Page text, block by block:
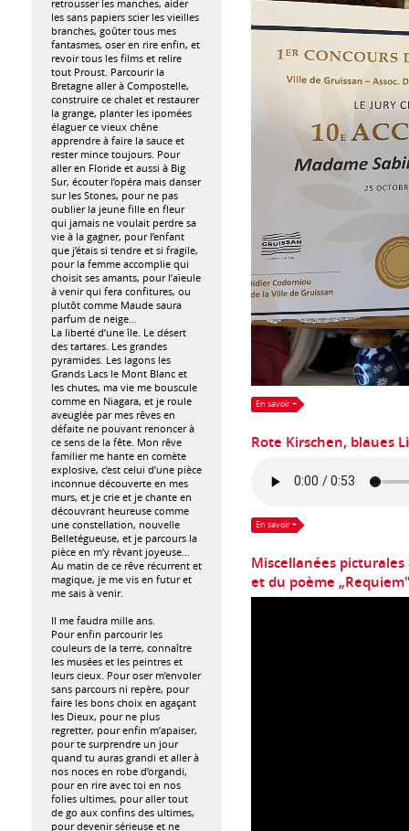
retrousser les manches, aider
les sans papiers scier les vieilles
branches, goûter tous mes
fantasmes, oser en rire enfin, et
revoir tous les films et relire
tout Proust. Parcourir la
Bretagne aller à Compostelle,
construire ce chalet et restaurer
la grange, planter les ipomées
élaguer ce vieux chêne
apprendre à faire la sauce et
rester mince toujours. Pour
aller en Floride et aussi à Big
Sur, écouter l’opéra mais danser
sur les Stones, pour ne pas
oublier la jeune fille en fleur
qui jamais ne voulait perdre sa
vie à la gagner, pour l’enfant
que j’étais si tendre et si fragile,
pour la femme accomplie qui
choisit ses amants, pour l’aïeule
à venir qui fera confitures, ou
plutôt comme Maude saura
parfum de neige…
La liberté d’une île. Le désert
des tartares. Les grandes
pyramides. Les lagons les
Grands Lacs le Mont Blanc et
les chutes, ma vie me bouscule
comme en Niagara, et je roule
aveuglée par mes rêves en
défaite ne pouvant renoncer à
ce sens de la fête. Mon rêve
familier me hante en comète
explosive, c’est celui d’une pièce
inconnue découverte en mes
murs, et je crie et je chante en
découvrant heureuse comme
une constellation, nouvelle
Belletégueuse, et je parcours la
pièce en m’y rêvant joyeuse…
Au matin de ce rêve récurrent et
magique, je me vis en futur et
me sais à venir.
Il me faudra mille ans.
Pour enfin parcourir les
couleurs de la terre, connaître
les musées et les peintres et
leurs cieux. Pour oser m’envoler
sans parcours ni repère, pour
faire les bons choix en agaçant
les Dieux, pour ne plus
regretter, pour enfin m’apaiser,
pour te surprendre un jour
quand tu auras grandi et aller à
nos noces en robe d’organdi,
pour en rire avec toi en nos
folies ultimes, pour aller tout
de go aux confins des ultimes,
pour devenir sérieuse et ne
En savoir +
Rote Kirschen, blaues
En savoir +
Miscellanées
et du poème